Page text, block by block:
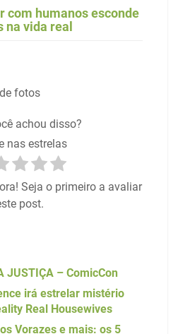
com humanos esconde
vida real
fotos
achou disso?
nas estrelas
Seja o primeiro a avaliar
post.
JUSTIÇA – ComicCon
irá estrelar mistério
Real Housewives
Vorazes e mais: os 5